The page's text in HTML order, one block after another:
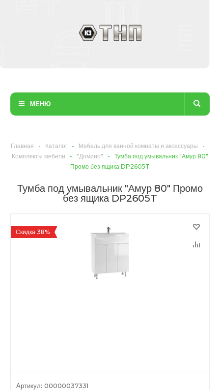
МЕНЮ
Главная - Каталог - Мебель для ванной комнаты и аксессуары
-
Комплекты мебели
- "Домино" -
Тумба под умывальник "Амур 80"
Промо без ящика DP2605T
Тумба под умывальник "Амур 80" Промо
без ящика DP2605T
Скидка 38%
Артикул: 00000037331